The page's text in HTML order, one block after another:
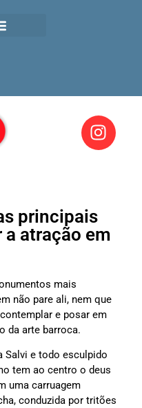
principais
atração em
mais
não pare ali, nem que
e posar em
da arte barroca.
Salvi e todo esculpido
tem ao centro o deus
uma carruagem
conduzida por tritões